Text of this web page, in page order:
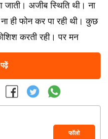
अजीब स्थिति थी। ना
ही फोन कर पा रही थी। कुछ
करती रही। पर मन
फॉलो